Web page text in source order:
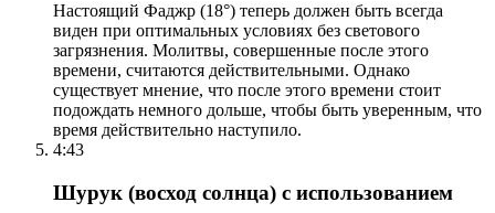
Настоящий Фаджр (18°) теперь должен быть всегда
виден при оптимальных условиях без светового
загрязнения. Молитвы, совершенные после этого
времени, считаются действительными. Однако
существует мнение, что после этого времени стоит
подождать немного дольше, чтобы быть уверенным, что
время действительно наступило.
4:43
Шурук (восход солнца) с использованием